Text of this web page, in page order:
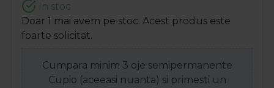
In stoc
Doar 1 mai avem pe stoc. Acest produs este
foarte solicitat.
Cumpara minim 3 oje semipermanente
Cupio (aceeasi nuanta) si primesti un